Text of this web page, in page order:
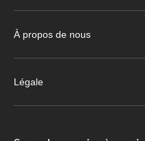
À propos de nous
Légale